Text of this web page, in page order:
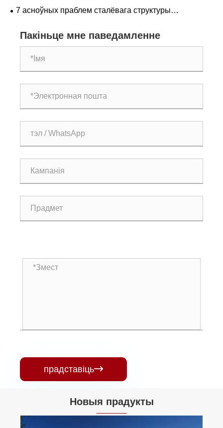
здзяйсняем.
7 асноўных праблем сталёвага структуры
Пакіньце мне паведамленне
прадставіць
Новыя прадукты